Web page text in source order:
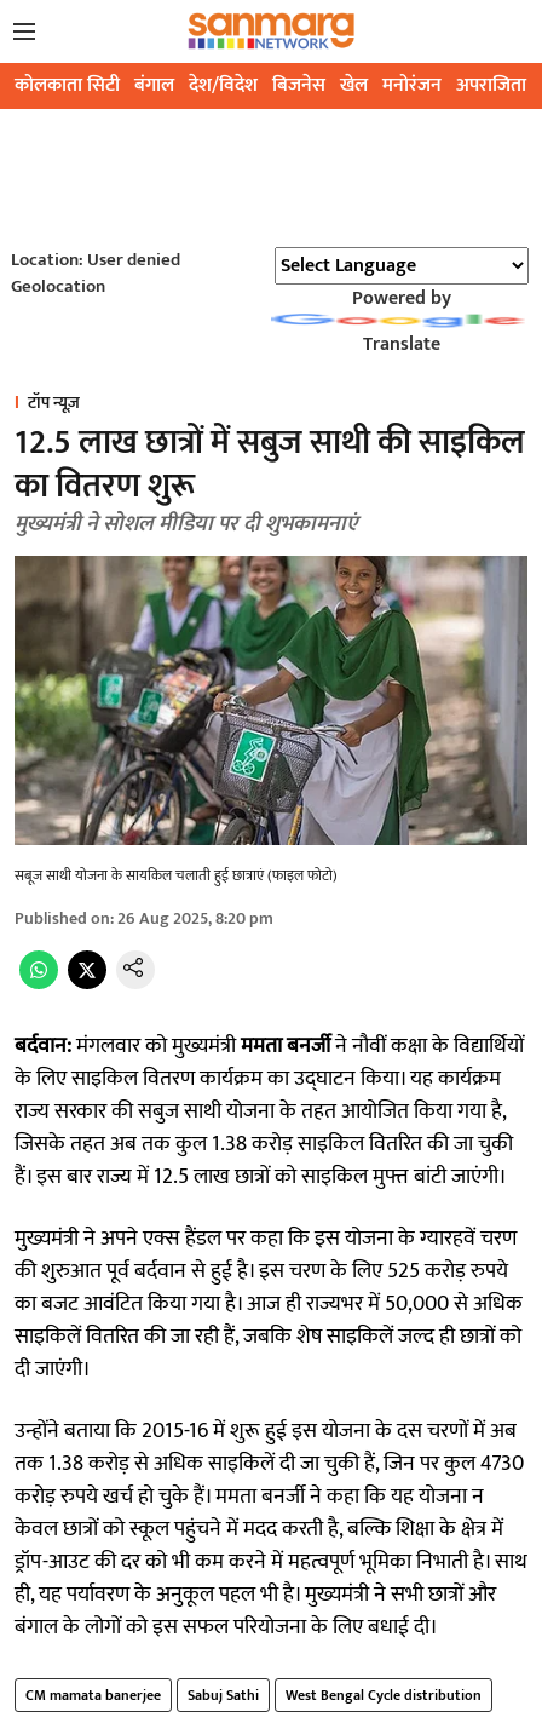
कोलकाता सिटी बंगाल देश/विदेश बिजनेस खेल मनोरंजन अपराजिता
Location: User denied
Geolocation
Powered by
Translate
टॉप न्यूज़
12.5 लाख छात्रों में सबुज साथी की साइकिल
का वितरण शुरू
मुख्यमंत्री ने सोशल मीडिया पर दी शुभकामनाएं
सबूज साथी योजना के सायकिल चलाती हुई छात्राएं (फाइल फोटो)
Published on:26 Aug 2025, 8:20 pm
बर्दवान:मंगलवार को मुख्यमंत्रीममता बनर्जीने नौवीं कक्षा के विद्यार्थियों
के लिए साइकिल वितरण कार्यक्रम का उद्घाटन किया। यह कार्यक्रम
राज्य सरकार की सबुज साथी योजना के तहत आयोजित किया गया है,
जिसके तहत अब तक कुल 1.38 करोड़ साइकिल वितरित की जा चुकी
हैं। इस बार राज्य में 12.5 लाख छात्रों को साइकिल मुफ्त बांटी जाएंगी।
मुख्यमंत्री ने अपने एक्स हैंडल पर कहा कि इस योजना के ग्यारहवें चरण
की शुरुआत पूर्व बर्दवान से हुई है। इस चरण के लिए 525 करोड़ रुपये
का बजट आवंटित किया गया है। आज ही राज्यभर में 50,000 से अधिक
साइकिलें वितरित की जा रही हैं, जबकि शेष साइकिलें जल्द ही छात्रों को
दी जाएंगी।
उन्होंने बताया कि 2015-16 में शुरू हुई इस योजना के दस चरणों में अब
तक 1.38 करोड़ से अधिक साइकिलें दी जा चुकी हैं, जिन पर कुल 4730
करोड़ रुपये खर्च हो चुके हैं। ममता बनर्जी ने कहा कि यह योजना न
केवल छात्रों को स्कूल पहुंचने में मदद करती है, बल्कि शिक्षा के क्षेत्र में
ड्रॉप-आउट की दर को भी कम करने में महत्वपूर्ण भूमिका निभाती है। साथ
ही, यह पर्यावरण के अनुकूल पहल भी है। मुख्यमंत्री ने सभी छात्रों और
बंगाल के लोगों को इस सफल परियोजना के लिए बधाई दी।
CM mamata banerjee Sabuj Sathi West Bengal Cycle distribution